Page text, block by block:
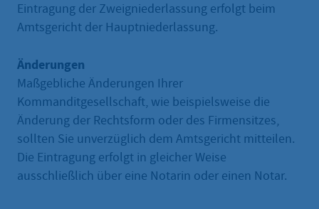
Eintragung der Zweigniederlassung erfolgt beim
Amtsgericht der Hauptniederlassung.
Änderungen
Maßgebliche Änderungen Ihrer
Kommanditgesellschaft, wie beispielsweise die
Änderung der Rechtsform oder des Firmensitzes,
sollten Sie unverzüglich dem Amtsgericht mitteilen.
Die Eintragung erfolgt in gleicher Weise
ausschließlich über eine Notarin oder einen Notar.